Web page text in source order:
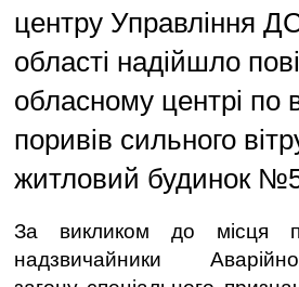
центру Управління
області надійшло
обласному центрі по
поривів сильного
житловий будинок
За викликом до місця
надзвичайники Аварійно-